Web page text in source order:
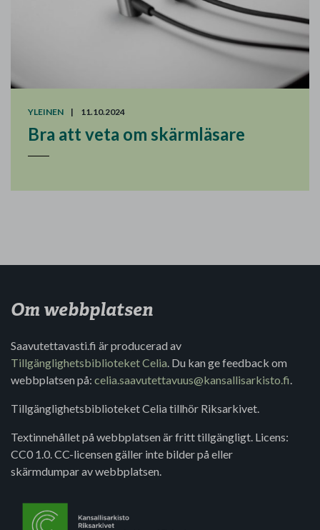
YLEINEN | 11.10.2024
Bra att veta om skärmläsare
Om webbplatsen
Saavutettavasti.fi är producerad av
Tillgänglighetsbiblioteket Celia . Du kan ge feedback om
webbplatsen på: celia.saavutettavuus@kansallisarkisto.fi
Tillgänglighetsbiblioteket Celia tillhör Riksarkivet.
Textinnehållet på webbplatsen är fritt tillgängligt. Licens:
CC0 1.0. CC-licensen gäller inte bilder på eller
skärmdumpar av webbplatsen.